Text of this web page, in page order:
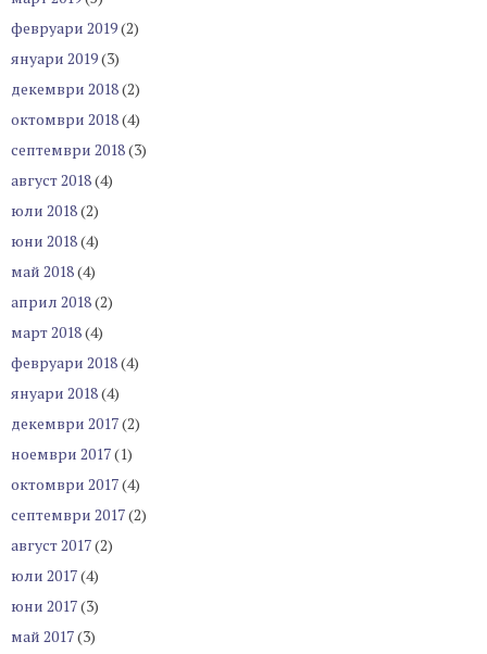
февруари 2019(2)
януари 2019(3)
декември 2018(2)
октомври 2018(4)
септември 2018(3)
август 2018(4)
юли 2018(2)
юни 2018(4)
май 2018(4)
април 2018(2)
март 2018(4)
февруари 2018(4)
януари 2018(4)
декември 2017(2)
ноември 2017(1)
октомври 2017(4)
септември 2017(2)
август 2017(2)
юли 2017(4)
юни 2017(3)
май 2017(3)